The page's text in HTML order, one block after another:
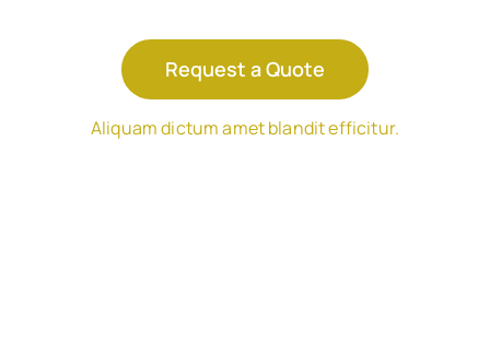
Request a Quote
Aliquam dictum amet blandit efficitur.